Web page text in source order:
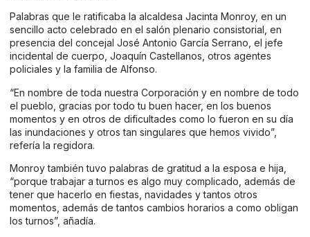
Palabras que le ratificaba la alcaldesa Jacinta Monroy, en un
sencillo acto celebrado en el salón plenario consistorial, en
presencia del concejal José Antonio García Serrano, el jefe
incidental de cuerpo, Joaquín Castellanos, otros agentes
policiales y la familia de Alfonso.
“En nombre de toda nuestra Corporación y en nombre de todo
el pueblo, gracias por todo tu buen hacer, en los buenos
momentos y en otros de dificultades como lo fueron en su día
las inundaciones y otros tan singulares que hemos vivido”,
refería la regidora.
Monroy también tuvo palabras de gratitud a la esposa e hija,
“porque trabajar a turnos es algo muy complicado, además de
tener que hacerlo en fiestas, navidades y tantos otros
momentos, además de tantos cambios horarios a como obligan
los turnos”, añadía.